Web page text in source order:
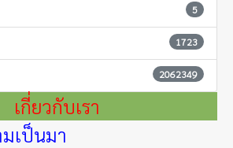
5
1723
2062349
เกี่ยวกับเรา
เป็นมา